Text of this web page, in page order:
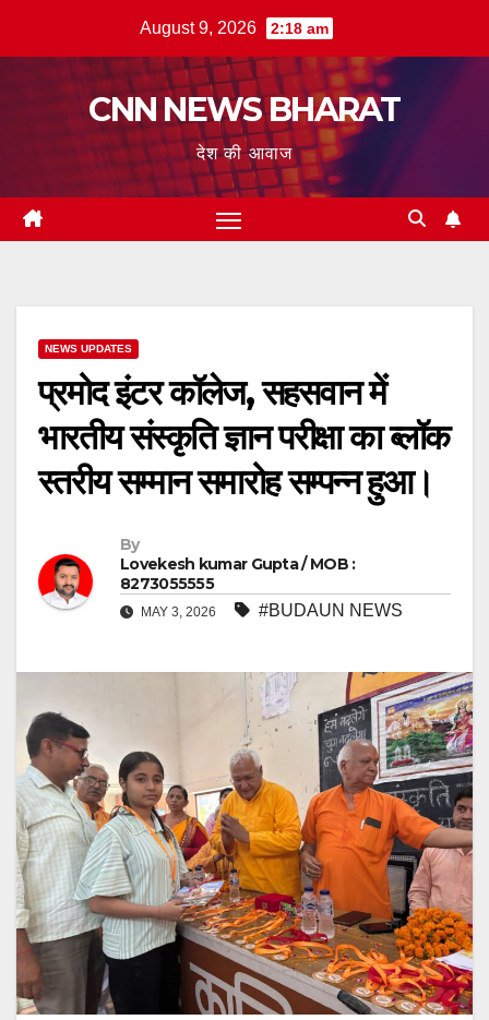
August 9, 2026 2:18 am
CNN NEWS BHARAT
देश की आवाज
NEWS UPDATES
प्रमोद इंटर कॉलेज, सहसवान में
भारतीय संस्कृति ज्ञान परीक्षा का ब्लॉक
स्तरीय सम्मान समारोह सम्पन्न हुआ।
By
Lovekesh kumar Gupta / MOB :
8273055555
MAY 3, 2026 #BUDAUN NEWS